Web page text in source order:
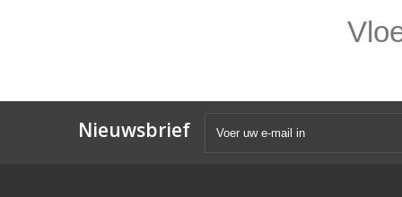
Nieuwsbrief